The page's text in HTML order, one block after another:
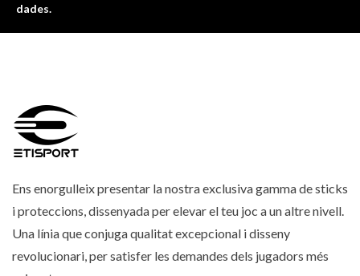
dades.
Ens enorgulleix presentar la nostra exclusiva gamma de sticks
i proteccions, dissenyada per elevar el teu joc a un altre nivell.
Una línia que conjuga qualitat excepcional i disseny
revolucionari, per satisfer les demandes dels jugadors més